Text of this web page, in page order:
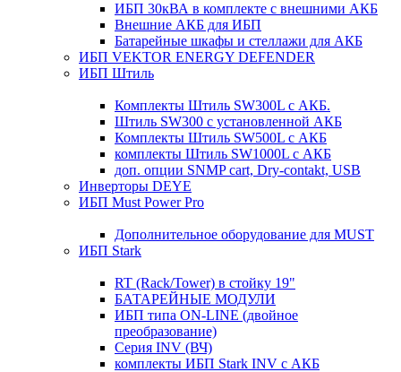
ИБП 30кВА в комплекте с внешними АКБ
Внешние АКБ для ИБП
Батарейные шкафы и стеллажи для АКБ
ИБП VEKTOR ENERGY DEFENDER
ИБП Штиль
Комплекты Штиль SW300L с АКБ.
Штиль SW300 с установленной АКБ
Комплекты Штиль SW500L с АКБ
комплекты Штиль SW1000L с АКБ
доп. опции SNMP cart, Dry-contakt, USB
Инверторы DEYE
ИБП Must Power Pro
Дополнительное оборудование для MUST
ИБП Stark
RT (Rack/Tower) в стойку 19"
БАТАРЕЙНЫЕ МОДУЛИ
ИБП типа ON-LINE (двойное
преобразование)
Серия INV (ВЧ)
комплекты ИБП Stark INV с АКБ